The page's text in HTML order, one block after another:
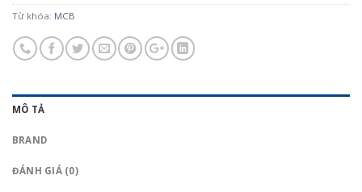
Từ khóa: MCB
MÔ TẢ
BRAND
ĐÁNH GIÁ (0)